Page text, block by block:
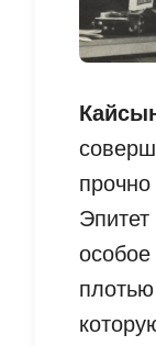
прочно
Эпитет